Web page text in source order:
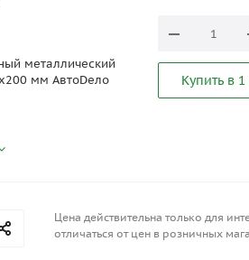
металлический
мм АвтоDело
Купить в
Цена действительна только для
отличаться от цен в розничных